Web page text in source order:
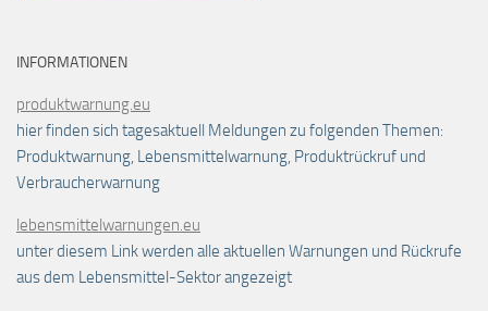
INFORMATIONEN
produktwarnung.eu
hier finden sich tagesaktuell Meldungen zu folgenden Themen:
Produktwarnung, Lebensmittelwarnung, Produktrückruf und
Verbraucherwarnung
lebensmittelwarnungen.eu
unter diesem Link werden alle aktuellen Warnungen und Rückrufe
aus dem Lebensmittel-Sektor angezeigt